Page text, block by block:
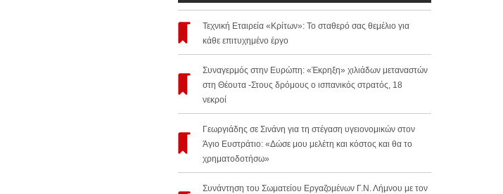
Τεχνική Εταιρεία «Κρίτων»: Το σταθερό σας θεμέλιο για
κάθε επιτυχημένο έργο
Συναγερμός στην Ευρώπη: «Έκρηξη» χιλιάδων μεταναστών
στη Θέουτα -Στους δρόμους ο ισπανικός στρατός, 18
νεκροί
Γεωργιάδης σε Σινάνη για τη στέγαση υγειονομικών στον
Άγιο Ευστράτιο: «Δώσε μου μελέτη και κόστος και θα το
χρηματοδοτήσω»
Συνάντηση του Σωματείου Εργαζομένων Γ.Ν. Λήμνου με τον